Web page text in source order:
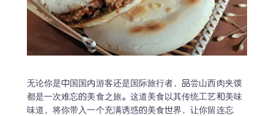
无论你是中国国内游客还是国际旅行者，品尝山西肉夹馍
都是一次难忘的美食之旅。这道美食以其传统工艺和美味
味道，将你带入一个充满诱惑的美食世界，让你留连忘